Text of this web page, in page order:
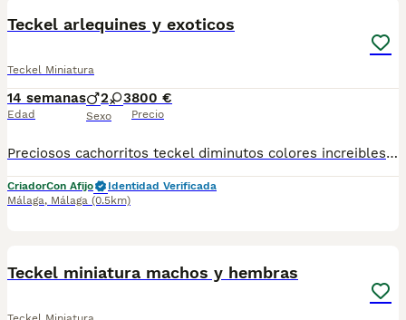
Teckel arlequines y exoticos
Teckel Miniatura
14 semanas
Edad
2 3
Sexo
800 €
Precio
Preciosos cachorritos teckel diminutos colores increibles ejemplares guapisimos se entregan al día de todo para mas información llámame al 615080706
CriadorCon Afijo
Identidad Verificada
Málaga, Málaga (0.5km)
Teckel miniatura machos y hembras